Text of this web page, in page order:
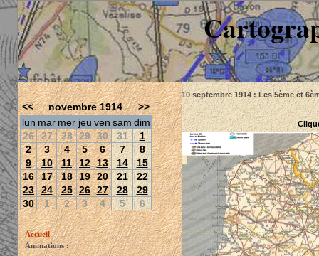
<< novembre 1914
>>
lun mar mer jeu ven sam dim
26 27 28 29 30 31
1
2
3 4 5 6 7
8
9
10 11 12 13 14
15
16 17 18 19 20 21
22
23 24 25 26 27 28
29
30
1 2 3 4 5 6
Accueil
Animations :
10 septembre 1914 : Les 5ème et